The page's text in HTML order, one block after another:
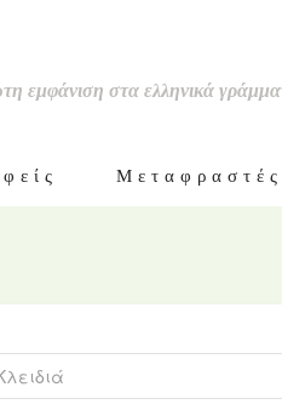
εμφάνιση στα ελληνικά
Μεταφραστές